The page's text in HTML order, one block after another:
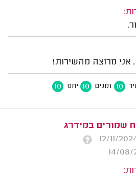
אני מרוצה מהשירות!
10 זמנים 10 יחס 10
שמורים במידרג